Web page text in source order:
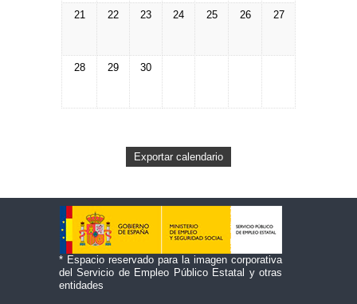
21 22 23 24 25 26 27
28 29 30
* Espacio reservado para la imagen corporativa
del Servicio de Empleo Público Estatal y otras
entidades